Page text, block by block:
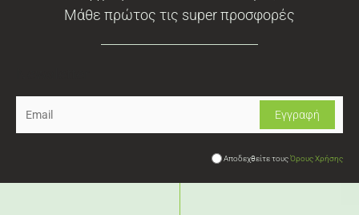
Μάθε πρώτος τις super προσφορές
Αποδεχθείτε τουςΌρους Χρήσης